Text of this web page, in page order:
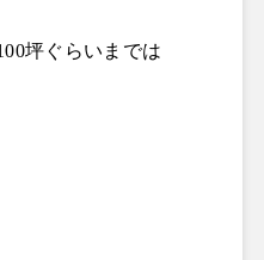
坪ぐらいまでは